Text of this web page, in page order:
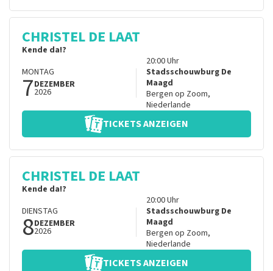
CHRISTEL DE LAAT
Kende da!?
MONTAG
7DEZEMBER
2026
20:00Uhr
Stadsschouwburg De
Maagd
Bergen op Zoom,
Niederlande
TICKETS ANZEIGEN
CHRISTEL DE LAAT
Kende da!?
DIENSTAG
8DEZEMBER
2026
20:00Uhr
Stadsschouwburg De
Maagd
Bergen op Zoom,
Niederlande
TICKETS ANZEIGEN